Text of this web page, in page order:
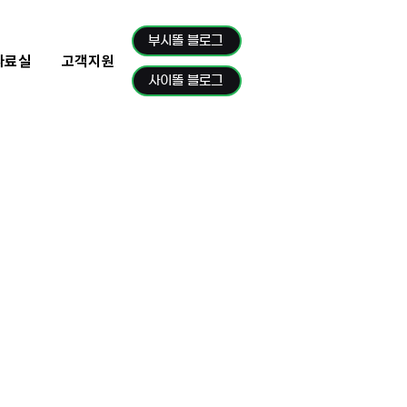
료실 고객지원
부시똘 블로그
사이똘 블로그